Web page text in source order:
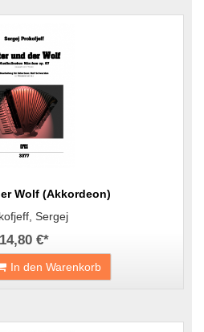
Wolf (Akkordeon)
Sergej
14,80 €*
In den Warenkorb